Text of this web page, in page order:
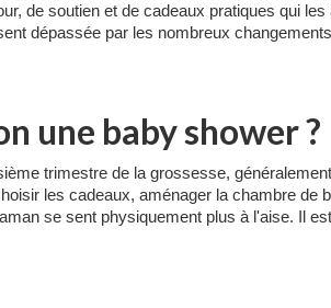
de soutien et de cadeaux pratiques qui
dépassée par les nombreux
une baby shower ?
trimestre de la grossesse, généralement
les cadeaux, aménager la chambre de
se sent physiquement plus à l'aise. Il